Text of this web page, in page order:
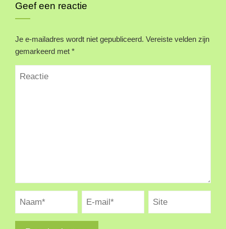
Geef een reactie
Je e-mailadres wordt niet gepubliceerd. Vereiste velden zijn
gemarkeerd met *